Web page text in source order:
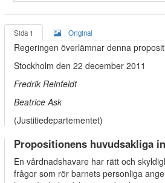
Sida 1 Original
Regeringen överlämnar denna
Stockholm den 22 december 2011
Fredrik Reinfeldt
Beatrice Ask
(Justitiedepartementet)
Propositionens huvudsakliga
En vårdnadshavare har rätt och
frågor som rör barnets personliga